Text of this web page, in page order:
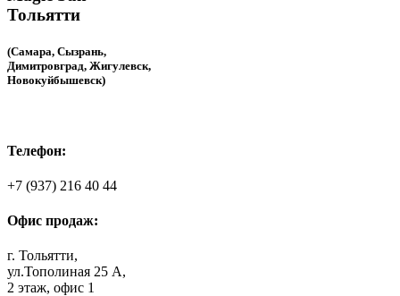
Тольятти
(Самара, Сызрань,
Димитровград, Жигулевск,
Новокуйбышевск)
Телефон:
+7 (937) 216 40 44
Офис продаж:
г. Тольятти,
ул.Тополиная 25 А,
2 этаж, офис 1